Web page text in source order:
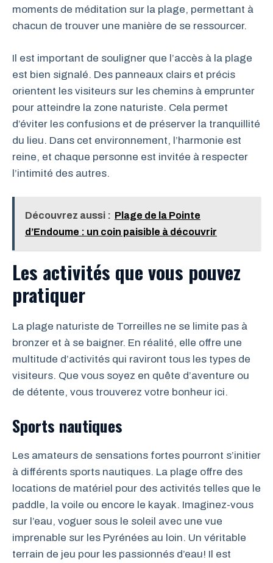
moments de méditation sur la plage, permettant à
chacun de trouver une manière de se ressourcer.
Il est important de souligner que l’accès à la plage
est bien signalé. Des panneaux clairs et précis
orientent les visiteurs sur les chemins à emprunter
pour atteindre la zone naturiste. Cela permet
d’éviter les confusions et de préserver la tranquillité
du lieu. Dans cet environnement, l’harmonie est
reine, et chaque personne est invitée à respecter
l’intimité des autres.
Découvrez aussi : Plage de la Pointe
d’Endoume : un coin paisible à découvrir
Les activités que vous pouvez
pratiquer
La plage naturiste de Torreilles ne se limite pas à
bronzer et à se baigner. En réalité, elle offre une
multitude d’activités qui raviront tous les types de
visiteurs. Que vous soyez en quête d’aventure ou
de détente, vous trouverez votre bonheur ici.
Sports nautiques
Les amateurs de sensations fortes pourront s’initier
à différents sports nautiques. La plage offre des
locations de matériel pour des activités telles que le
paddle, la voile ou encore le kayak. Imaginez-vous
sur l’eau, voguer sous le soleil avec une vue
imprenable sur les Pyrénées au loin. Un véritable
terrain de jeu pour les passionnés d’eau! Il est